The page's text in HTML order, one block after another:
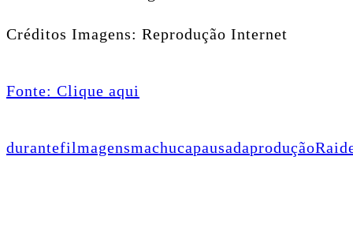
Créditos Imagens: Reprodução Internet
Fonte: Clique aqui
durantefilmagensmachucapausadaprodução